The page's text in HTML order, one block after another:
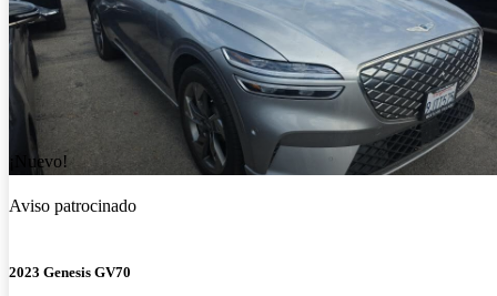
¡Nuevo!
Aviso patrocinado
2023 Genesis GV70